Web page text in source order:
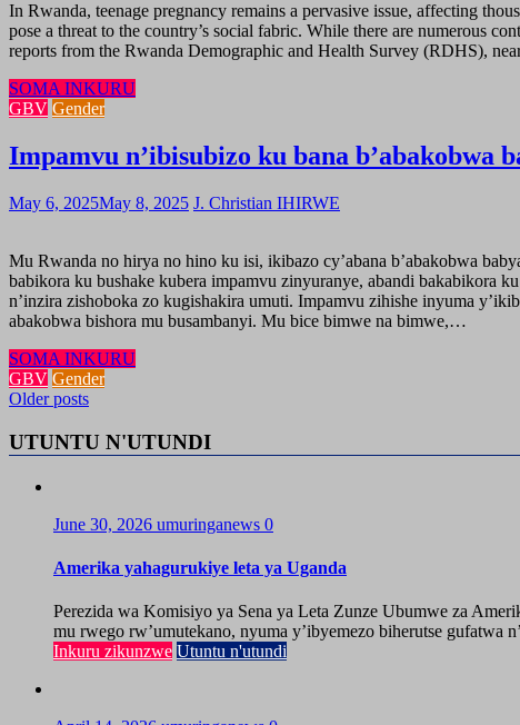
In Rwanda, teenage pregnancy remains a pervasive issue, affecting
pose a threat to the country’s social fabric. While there are numerous
reports from the Rwanda Demographic and Health Survey (RDHS),
SOMA INKURU
GBV Gender
Impamvu n’ibisubizo ku bana b’abakobwa
May 6, 2025May 8, 2025 J. Christian IHIRWE
Mu Rwanda no hirya no hino ku isi, ikibazo cy’abana b’abakobwa
babikora ku bushake kubera impamvu zinyuranye, abandi bakabikora
n’inzira zishoboka zo kugishakira umuti. Impamvu zihishe inyuma
abakobwa bishora mu busambanyi. Mu bice bimwe na bimwe,…
SOMA INKURU
GBV Gender
Posts
navigation
Older posts
UTUNTU N'UTUNDI
June 30, 2026 umuringanews 0
Amerika yahagurukiye leta ya Uganda
Perezida wa Komisiyo ya Sena ya Leta Zunze Ubumwe za
mu rwego rw’umutekano, nyuma y’ibyemezo biherutse gufatwa
Inkuru zikunzwe Utuntu n'utundi